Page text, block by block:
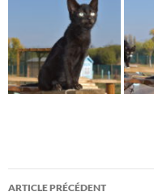
Navigation
ARTICLE PRÉCÉDENT